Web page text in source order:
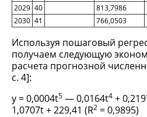
2029 40 813,7986
2030 41 766,0503
Используя пошаговый
получаем следующую
расчета прогнозной
с. 4]:
y = 0,0004t5 — 0,0164t4 +
1,0707t + 229,41 (R2 = 0,9895)